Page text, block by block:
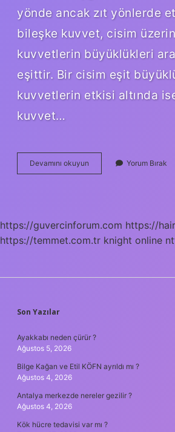
yönde ancak zıt yönlerde
bileşke kuvvet, cisim
kuvvetlerin büyüklükleri
eşittir. Bir cisim eşit
kuvvetlerin etkisi altında
kuvvet…
Devamını okuyun
Yönlü
Kuvvetle
Aynı
Yorum Bırak
https://guvercinforum.com https://
https://temmet.com.tr knight online
SIDEBAR
Son Yazılar
Ayakkabı neden çürür ?
Ağustos 5, 2026
Bilge Kağan ve Etil KÖFN ayrıldı mı ?
Ağustos 4, 2026
Antalya merkezde nereler gezilir ?
Ağustos 4, 2026
Kök hücre tedavisi var mı ?